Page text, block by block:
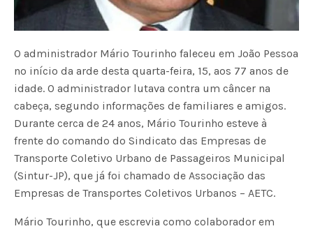
O administrador Mário Tourinho faleceu em João Pessoa
no início da arde desta quarta-feira, 15, aos 77 anos de
idade. O administrador lutava contra um câncer na
cabeça, segundo informações de familiares e amigos.
Durante cerca de 24 anos, Mário Tourinho esteve à
frente do comando do Sindicato das Empresas de
Transporte Coletivo Urbano de Passageiros Municipal
(Sintur-JP), que já foi chamado de Associação das
Empresas de Transportes Coletivos Urbanos – AETC.
Mário Tourinho, que escrevia como colaborador em